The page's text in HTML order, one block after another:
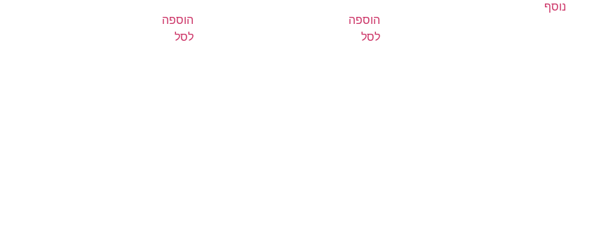
נוסף
הוספה
לסל
הוספה
לסל